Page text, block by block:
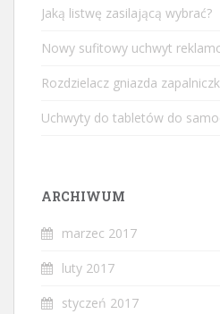
Jaką listwę zasilającą wybrać?
Nowy sufitowy uchwyt
Rozdzielacz gniazda
Uchwyty do tabletów do
ARCHIWUM
marzec 2017
luty 2017
styczeń 2017